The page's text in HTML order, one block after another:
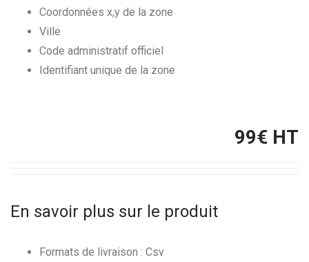
Coordonnées x,y de la zone
Ville
Code administratif officiel
Identifiant unique de la zone
99€ HT
En savoir plus sur le produit
Formats de livraison : Csv